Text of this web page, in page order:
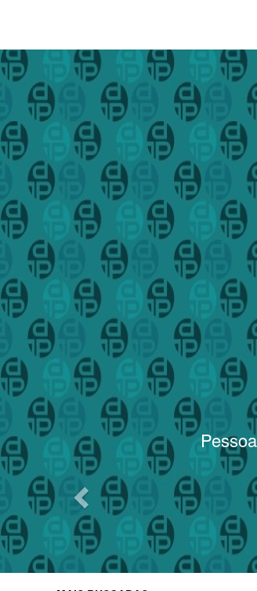
Pessoas
Previous